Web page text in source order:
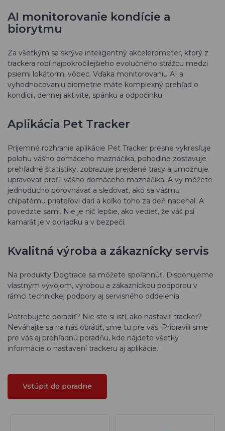
AI monitorovanie kondície a
biorytmu
Za všetkým sa skrýva inteligentný akcelerometer, ktorý z
trackera robí najpokročilejšieho evolučného strážcu medzi
psiemi lokátormi vôbec. Vďaka monitorovaniu AI a
vyhodnocovaniu biometrie máte komplexný prehľad o
kondícii, dennej aktivite, spánku a odpočinku.
Aplikácia Pet Tracker
Príjemné rozhranie aplikácie Pet Tracker presne vykresľuje
polohu vášho domáceho maznáčika, pohodlne zostavuje
prehľadné štatistiky, zobrazuje prejdené trasy a umožňuje
upravovať profil vášho domáceho maznáčika. A vy môžete
jednoducho porovnávať a sledovať, ako sa vášmu
chlpatému priateľovi darí a koľko toho za deň nabehal. A
povedzte sami. Nie je nič lepšie, ako vedieť, že váš psí
kamarát je v poriadku a v bezpečí.
Kvalitná výroba a zákaznícky servis
Na produkty Dogtrace sa môžete spoľahnúť. Disponujeme
vlastným vývojom, výrobou a zákazníckou podporou v
rámci technickej podpory aj servisného oddelenia.
Potrebujete poradiť? Nie ste si istí, ako nastaviť tracker?
Neváhajte sa na nás obrátiť, sme tu pre vás. Pripravili sme
pre vás aj prehľadnú poradňu, kde nájdete všetky
informácie o nastavení trackeru aj aplikácie.
Vstúpiť do poradne